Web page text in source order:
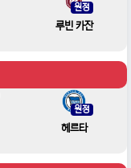
원정
루빈 카잔
원정
헤르타